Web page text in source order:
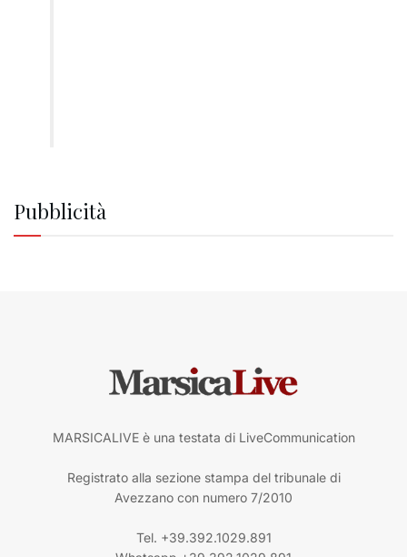
Pubblicità
MARSICALIVE è una testata di LiveCommunication
Registrato alla sezione stampa del tribunale di
Avezzano con numero 7/2010
Tel. +39.392.1029.891